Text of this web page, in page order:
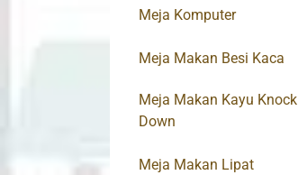
Meja Komputer
Meja Makan Besi Kaca
Meja Makan Kayu Knock
Down
Meja Makan Lipat